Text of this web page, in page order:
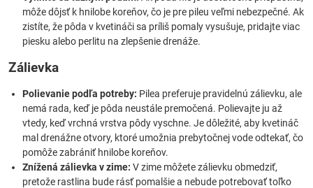
môže dôjsť k hnilobe koreňov, čo je pre pileu veľmi nebezpečné. Ak
zistíte, že pôda v kvetináči sa príliš pomaly vysušuje, pridajte viac
piesku alebo perlitu na zlepšenie drenáže.
Zálievka
Polievanie podľa potreby: Pilea preferuje pravidelnú zálievku, ale
nemá rada, keď je pôda neustále premočená. Polievajte ju až
vtedy, keď vrchná vrstva pôdy vyschne. Je dôležité, aby kvetináč
mal drenážne otvory, ktoré umožnia prebytočnej vode odtekať, čo
pomôže zabrániť hnilobe koreňov.
Znížená zálievka v zime: V zime môžete zálievku obmedziť,
pretože rastlina bude rásť pomalšie a nebude potrebovať toľko